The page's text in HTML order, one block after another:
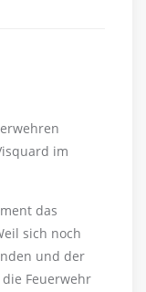
im
das
sich noch
und der
Feuerwehr